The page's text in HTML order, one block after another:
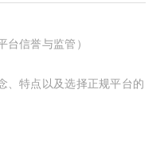
信誉与监管）
、特点以及选择正规平台的